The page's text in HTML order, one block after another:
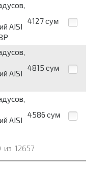
AISI
4127 сум
AISI
4815 сум
AISI
4586 сум
из 12657